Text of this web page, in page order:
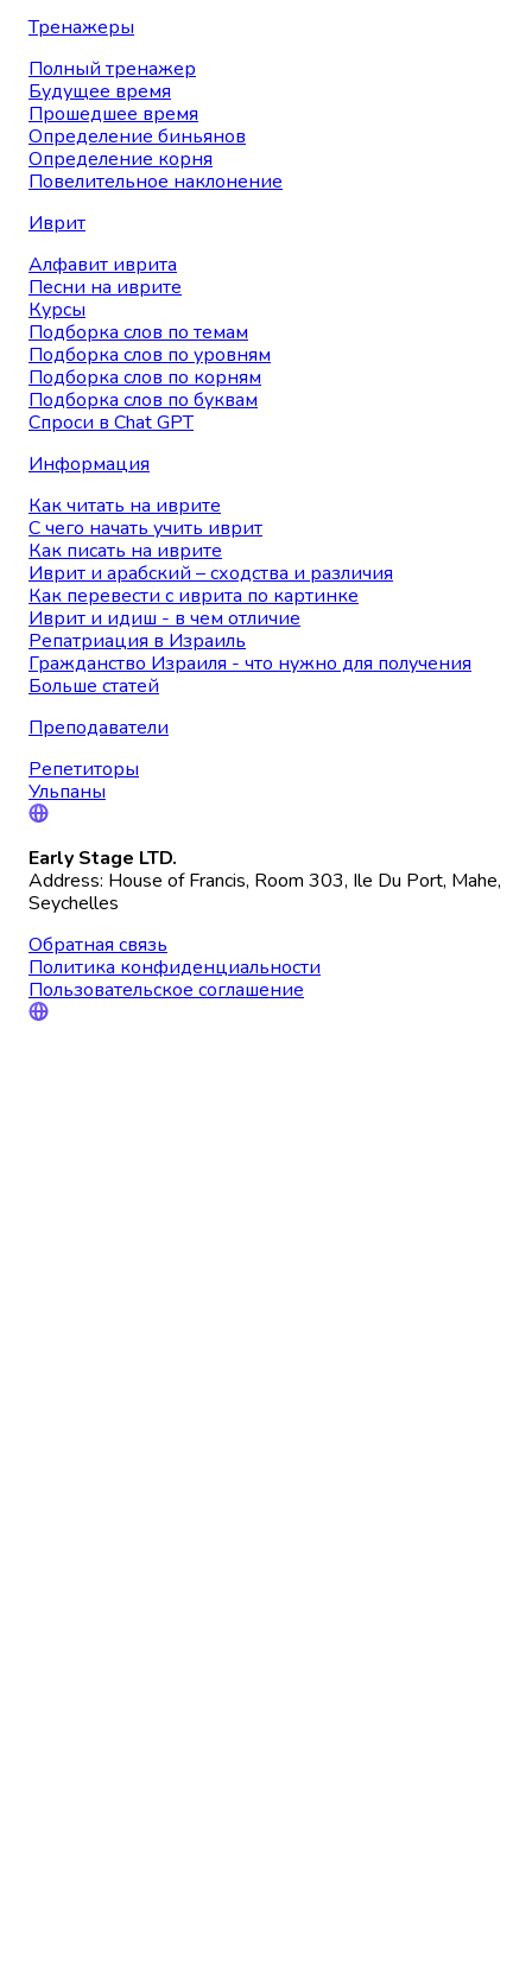
Тренажеры
Полный тренажер
Будущее время
Прошедшее время
Определение биньянов
Определение корня
Повелительное наклонение
Иврит
Алфавит иврита
Песни на иврите
Курсы
Подборка слов по темам
Подборка слов по уровням
Подборка слов по корням
Подборка слов по буквам
Спроси в Chat GPT
Информация
Как читать на иврите
С чего начать учить иврит
Как писать на иврите
Иврит и арабский – сходства и различия
Как перевести с иврита по картинке
Иврит и идиш - в чем отличие
Репатриация в Израиль
Гражданство Израиля - что нужно для получения
Больше статей
Преподаватели
Репетиторы
Ульпаны
Early Stage LTD.
Address: House of Francis, Room 303, Ile Du Port, Mahe,
Seychelles
Обратная связь
Политика конфиденциальности
Пользовательское соглашение